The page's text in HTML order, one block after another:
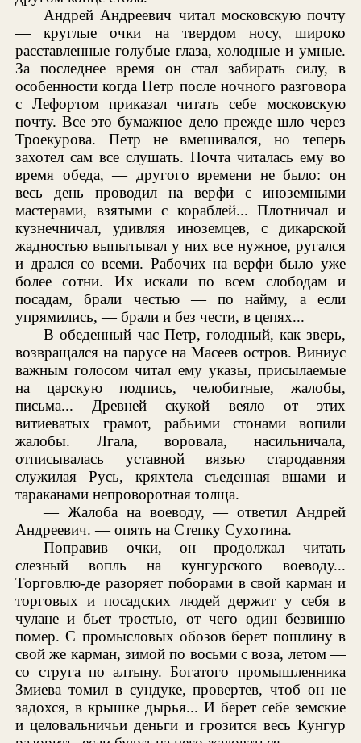
Андрей Андреевич читал московскую почту
— круглые очки на твердом носу, широко
расставленные голубые глаза, холодные и умные.
За последнее время он стал забирать силу, в
особенности когда Петр после ночного разговора
с Лефортом приказал читать себе московскую
почту. Все это бумажное дело прежде шло через
Троекурова. Петр не вмешивался, но теперь
захотел сам все слушать. Почта читалась ему во
время обеда, — другого времени не было: он
весь день проводил на верфи с иноземными
мастерами, взятыми с кораблей... Плотничал и
кузнечничал, удивляя иноземцев, с дикарской
жадностью выпытывал у них все нужное, ругался
и дрался со всеми. Рабочих на верфи было уже
более сотни. Их искали по всем слободам и
посадам, брали честью — по найму, а если
упрямились, — брали и без чести, в цепях...
В обеденный час Петр, голодный, как зверь,
возвращался на парусе на Масеев остров. Виниус
важным голосом читал ему указы, присылаемые
на царскую подпись, челобитные, жалобы,
письма... Древней скукой веяло от этих
витиеватых грамот, рабьими стонами вопили
жалобы. Лгала, воровала, насильничала,
отписывалась уставной вязью стародавняя
служилая Русь, кряхтела съеденная вшами и
тараканами непроворотная толща.
— Жалоба на воеводу, — ответил Андрей
Андреевич. — опять на Степку Сухотина.
Поправив очки, он продолжал читать
слезный вопль на кунгурского воеводу...
Торговлю-де разоряет поборами в свой карман и
торговых и посадских людей держит у себя в
чулане и бьет тростью, от чего один безвинно
помер. С промысловых обозов берет пошлину в
свой же карман, зимой по восьми с воза, летом —
со струга по алтыну. Богатого промышленника
Змиева томил в сундуке, провертев, чтоб он не
задохся, в крышке дырья... И берет себе земские
и целовальничьи деньги и грозится весь Кунгур